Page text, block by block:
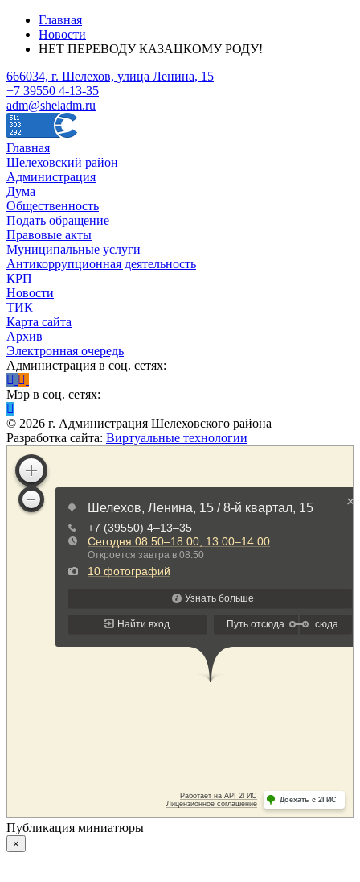
Главная
Новости
НЕТ ПЕРЕВОДУ КАЗАЦКОМУ РОДУ!
666034, г. Шелехов, улица Ленина, 15
+7 39550 4-13-35
adm@sheladm.ru
Главная
Шелеховский район
Администрация
Дума
Общественность
Подать обращение
Правовые акты
Муниципальные услуги
Антикоррупционная деятельность
КРП
Новости
ТИК
Карта сайта
Архив
Электронная очередь
Администрация в соц. сетях:
Мэр в соц. сетях:
© 2026 г. Администрация Шелеховского района
Разработка сайта: Виртуальные технологии
Публикация миниатюры
×